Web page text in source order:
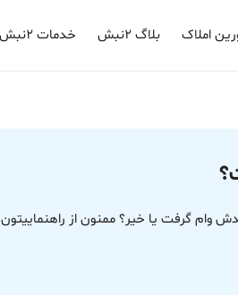
املاک بلاگ ۲نبش خدمات ۲نبش
وام گرفت یا خیر؟ ممنون از راهنماییتون